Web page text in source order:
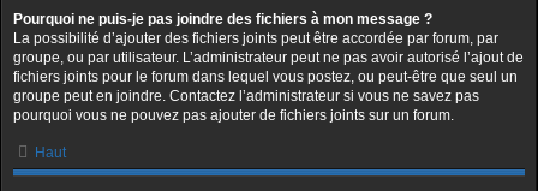
Pourquoi ne puis-je pas joindre des fichiers à mon message ?
La possibilité d’ajouter des fichiers joints peut être accordée par forum, par
groupe, ou par utilisateur. L’administrateur peut ne pas avoir autorisé l’ajout de
fichiers joints pour le forum dans lequel vous postez, ou peut-être que seul un
groupe peut en joindre. Contactez l’administrateur si vous ne savez pas
pourquoi vous ne pouvez pas ajouter de fichiers joints sur un forum.
Haut